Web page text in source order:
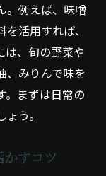
。例えば、味噌
活用すれば、
は、旬の野菜や
、みりんで味を
。まずは日常の
う。
すコツ